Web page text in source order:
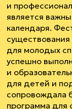
и
является
календаря.
для молодых
успешно
и
для детей и
сопровождала
программа для